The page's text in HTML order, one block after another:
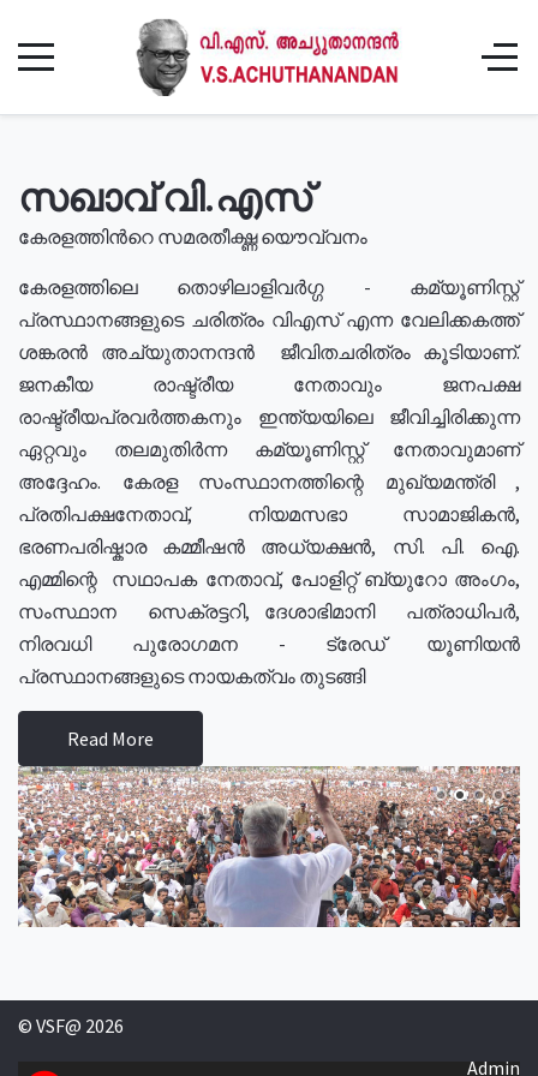
സഖാവ് വി.എസ്
കേരളത്തിൻറെ സമരതീക്ഷ്ണ യൌവ്വനം
കേരളത്തിലെ തൊഴിലാളിവർഗ്ഗ - കമ്യൂണിസ്റ്റ്
പ്രസ്ഥാനങ്ങളുടെ ചരിത്രം വിഎസ് എന്ന വേലിക്കകത്ത്
ശങ്കരൻ അച്യുതാനന്ദൻ ജീവിതചരിത്രം കൂടിയാണ്.
ജനകീയ രാഷ്ട്രീയ നേതാവും ജനപക്ഷ
രാഷ്ട്രീയപ്രവർത്തകനും ഇന്ത്യയിലെ ജീവിച്ചിരിക്കുന്ന
ഏറ്റവും തലമുതിർന്ന കമ്യൂണിസ്റ്റ് നേതാവുമാണ്
അദ്ദേഹം. കേരള സംസ്ഥാനത്തിന്റെ മുഖ്യമന്ത്രി ,
പ്രതിപക്ഷനേതാവ്, നിയമസഭാ സാമാജികൻ,
ഭരണപരിഷ്കാര കമ്മീഷൻ അധ്യക്ഷൻ, സി. പി. ഐ.
എമ്മിന്റെ സഥാപക നേതാവ്, പോളിറ്റ് ബ്യുറോ അംഗം,
സംസ്ഥാന സെക്രട്ടറി, ദേശാഭിമാനി പത്രാധിപർ,
നിരവധി പുരോഗമന - ട്രേഡ് യൂണിയൻ
പ്രസ്ഥാനങ്ങളുടെ നായകത്വം തുടങ്ങി
Read More
© VSF@ 2026
Admin